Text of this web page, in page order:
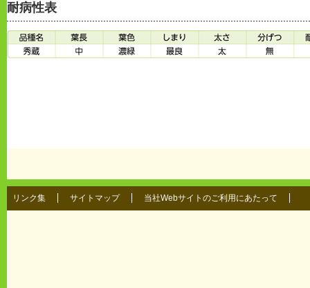
耐病性表
リンク集 サイトマップ 当社Webサイトのご利用にあたって